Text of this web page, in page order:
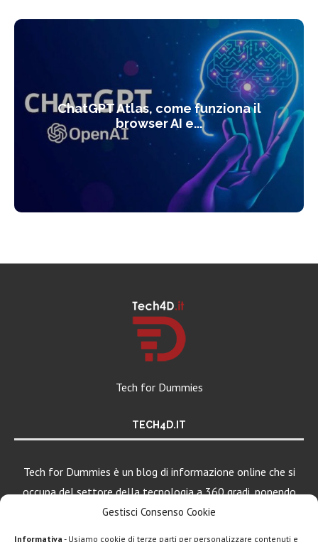
Gestisci Consenso Cookie
Informativa - Usiamo cookie di terze parti per personalizzare contenuti e
ChatGPT Atlas, come funziona il
browser AI e...
Tech for Dummies
TECH4D.IT
Tech for Dummies è un blog di informazione online che si
occupa del settore della tecnologia a 360 gradi, ponendo
una particolare attenzione al mondo Android, Apple e